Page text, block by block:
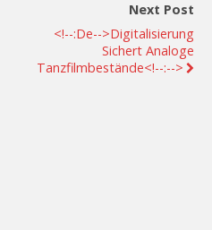
Next Post
<!--:de-->Digitalisierung
Sichert Analoge
Tanzfilmbestände<!--:-->